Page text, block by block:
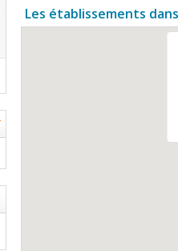
Les établissements